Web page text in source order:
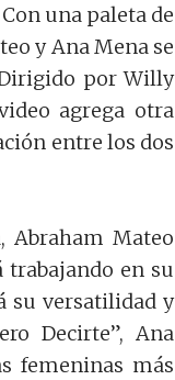
una paleta de
y Ana Mena se
por Willy
agrega otra
entre los dos
Abraham Mateo
trabajando en su
su versatilidad y
Decirte”, Ana
femeninas más